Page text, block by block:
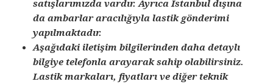
satışlarımızda vardır. Ayrıca İstanbul dışına
da ambarlar aracılığıyla lastik gönderimi
yapılmaktadır.
Aşağıdaki iletişim bilgilerinden daha detaylı
bilgiye telefonla arayarak sahip olabilirsiniz.
Lastik markaları, fiyatları ve diğer teknik